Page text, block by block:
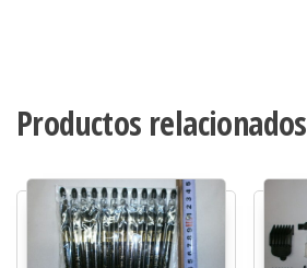
Productos relacionados